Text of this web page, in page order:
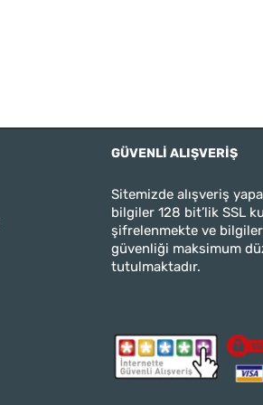
GÜVENLI ALIŞVERIŞ
Sitemizde alışveriş
bilgiler 128 bit’lik SSL
şifrelenmekte ve
güvenliği maksimum
tutulmaktadır.